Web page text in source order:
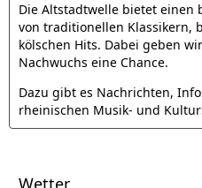
Die Altstadtwelle bietet einen
von traditionellen Klassikern,
kölschen Hits. Dabei geben
Nachwuchs eine Chance.
Dazu gibt es Nachrichten,
rheinischen Musik- und
Wetter